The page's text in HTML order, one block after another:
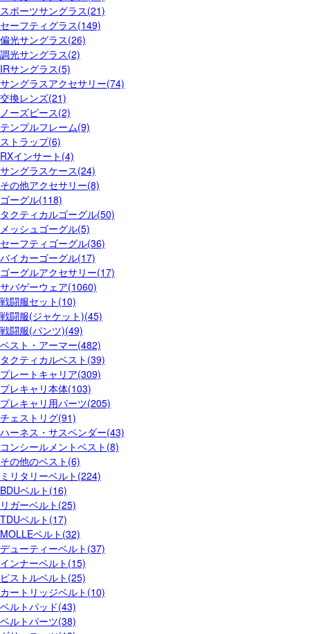
スポーツサングラス(21)
セーフティグラス(149)
偏光サングラス(26)
調光サングラス(2)
IRサングラス(5)
サングラスアクセサリー(74)
交換レンズ(21)
ノーズピース(2)
テンプルフレーム(9)
ストラップ(6)
RXインサート(4)
サングラスケース(24)
その他アクセサリー(8)
ゴーグル(118)
タクティカルゴーグル(50)
メッシュゴーグル(5)
セーフティゴーグル(36)
バイカーゴーグル(17)
ゴーグルアクセサリー(17)
サバゲーウェア(1060)
戦闘服セット(10)
戦闘服(ジャケット)(45)
戦闘服(パンツ)(49)
ベスト・アーマー(482)
タクティカルベスト(39)
プレートキャリア(309)
プレキャリ本体(103)
プレキャリ用パーツ(205)
チェストリグ(91)
ハーネス・サスペンダー(43)
コンシールメントベスト(8)
その他のベスト(6)
ミリタリーベルト(224)
BDUベルト(16)
リガーベルト(25)
TDUベルト(17)
MOLLEベルト(32)
デューティーベルト(37)
インナーベルト(15)
ピストルベルト(25)
カートリッジベルト(10)
ベルトパッド(43)
ベルトパーツ(38)